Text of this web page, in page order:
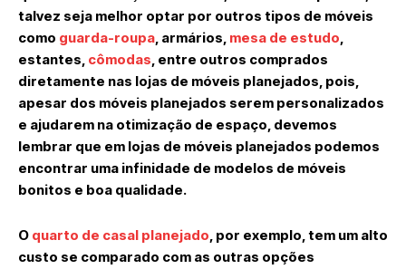
talvez seja melhor optar por outros tipos de móveis
como guarda-roupa, armários, mesa de estudo,
estantes, cômodas, entre outros comprados
diretamente nas lojas de móveis planejados, pois,
apesar dos móveis planejados serem personalizados
e ajudarem na otimização de espaço, devemos
lembrar que em lojas de móveis planejados podemos
encontrar uma infinidade de modelos de móveis
bonitos e boa qualidade.
O quarto de casal planejado, por exemplo, tem um alto
custo se comparado com as outras opções